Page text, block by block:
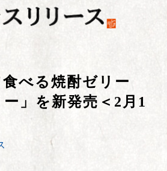
べる焼酎ゼリー
ー」を新発売＜2月1